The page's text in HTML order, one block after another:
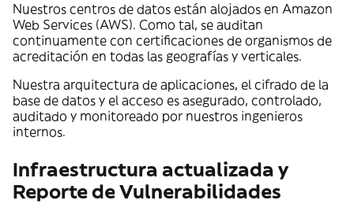
Nuestros centros de datos están alojados en Amazon
Web Services (AWS). Como tal, se auditan
continuamente con certificaciones de organismos de
acreditación en todas las geografías y verticales.
Nuestra arquitectura de aplicaciones, el cifrado de la
base de datos y el acceso es asegurado, controlado,
auditado y monitoreado por nuestros ingenieros
internos.
Infraestructura actualizada y
Reporte de Vulnerabilidades